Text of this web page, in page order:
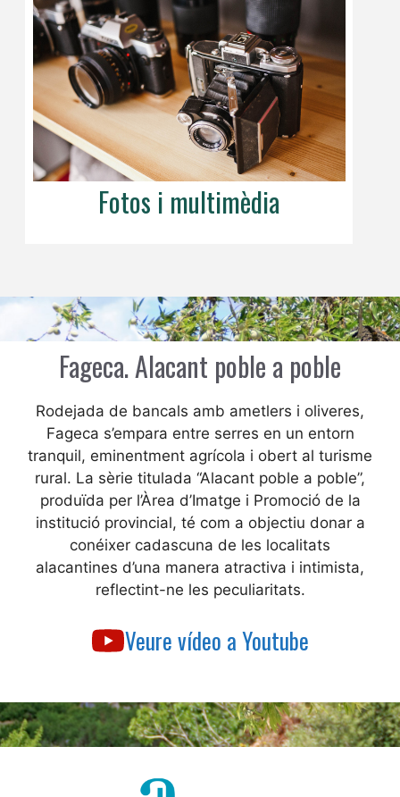
Fotos i multimèdia
Fageca. Alacant poble a poble
Rodejada de bancals amb ametlers i oliveres,
Fageca s’empara entre serres en un entorn
tranquil, eminentment agrícola i obert al turisme
rural. La sèrie titulada “Alacant poble a poble”,
produïda per l’Àrea d’Imatge i Promoció de la
institució provincial, té com a objectiu donar a
conéixer cadascuna de les localitats
alacantines d’una manera atractiva i intimista,
reflectint-ne les peculiaritats.
Veure vídeo a Youtube